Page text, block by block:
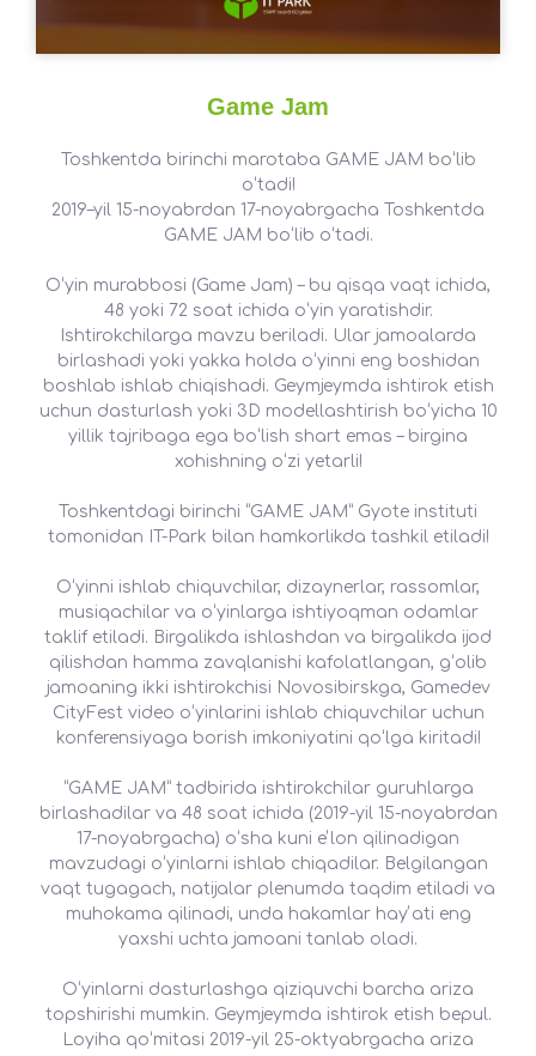
Game Jam
Toshkentda birinchi marotaba GAME JAM boʻlib
oʻtadi!
2019–yil 15-noyabrdan 17-noyabrgacha Toshkentda
GAME JAM boʻlib oʻtadi.
Oʻyin murabbosi (Game Jam) – bu qisqa vaqt ichida,
48 yoki 72 soat ichida oʻyin yaratishdir.
Ishtirokchilarga mavzu beriladi. Ular jamoalarda
birlashadi yoki yakka holda oʻyinni eng boshidan
boshlab ishlab chiqishadi. Geymjeymda ishtirok etish
uchun dasturlash yoki 3D modellashtirish boʻyicha 10
yillik tajribaga ega boʻlish shart emas – birgina
xohishning oʻzi yetarli!
Toshkentdagi birinchi “GAME JAM” Gyote instituti
tomonidan IT-Park bilan hamkorlikda tashkil etiladi!
Oʻyinni ishlab chiquvchilar, dizaynerlar, rassomlar,
musiqachilar va oʻyinlarga ishtiyoqman odamlar
taklif etiladi. Birgalikda ishlashdan va birgalikda ijod
qilishdan hamma zavqlanishi kafolatlangan, gʻolib
jamoaning ikki ishtirokchisi Novosibirskga, Gamedev
CityFest video oʻyinlarini ishlab chiquvchilar uchun
konferensiyaga borish imkoniyatini qoʻlga kiritadi!
“GAME JAM” tadbirida ishtirokchilar guruhlarga
birlashadilar va 48 soat ichida (2019-yil 15-noyabrdan
17-noyabrgacha) oʻsha kuni eʼlon qilinadigan
mavzudagi oʻyinlarni ishlab chiqadilar. Belgilangan
vaqt tugagach, natijalar plenumda taqdim etiladi va
muhokama qilinadi, unda hakamlar hayʼati eng
yaxshi uchta jamoani tanlab oladi.
Oʻyinlarni dasturlashga qiziquvchi barcha ariza
topshirishi mumkin. Geymjeymda ishtirok etish bepul.
Loyiha qoʻmitasi 2019-yil 25-oktyabrgacha ariza